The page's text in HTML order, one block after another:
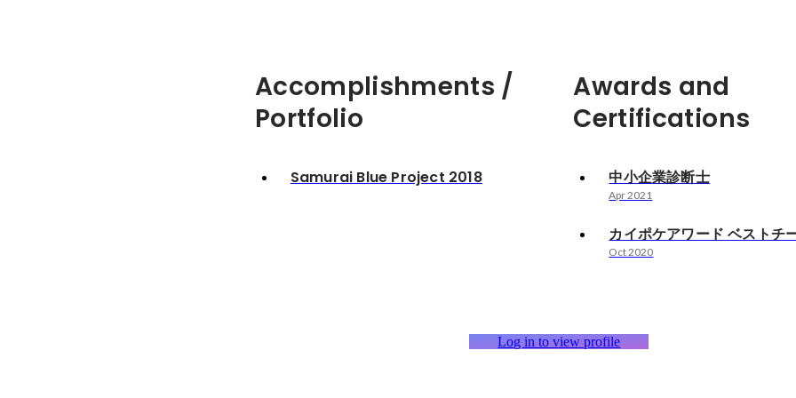
Accomplishments /
Portfolio
Samurai Blue Project 2018
Awards and
Certifications
中小企業診断士
Apr 2021
カイポケアワード ベストチ
Oct 2020
Log in to view profile